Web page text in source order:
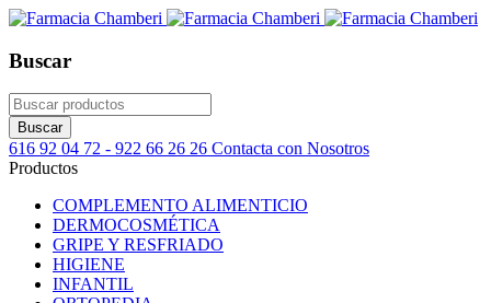
Buscar
616 92 04 72 - 922 66 26 26 Contacta con Nosotros
Productos
COMPLEMENTO ALIMENTICIO
DERMOCOSMÉTICA
GRIPE Y RESFRIADO
HIGIENE
INFANTIL